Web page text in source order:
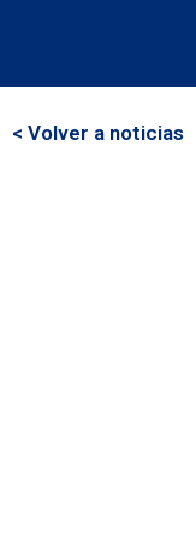
< Volver a noticias